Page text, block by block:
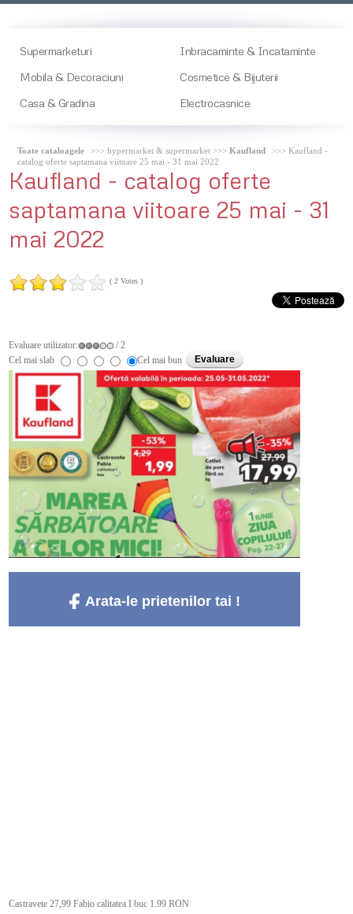
Supermarketuri
Inbracaminte & Incataminte
Mobila & Decoraciuni
Cosmetice & Bijuterii
Casa & Gradina
Electrocasnice
Toate cataloagele >>> hypermarket & supermarket >>>Kaufland
>>> Kaufland -
catalog oferte saptamana viitoare 25 mai - 31 mai 2022
Kaufland - catalog oferte
saptamana viitoare 25 mai - 31
mai 2022
( 2 Votes )
Evaluare utilizator:
/ 2
Cel mai slab
Cel mai bun
Arata-le prietenilor tai !
Castravete 27,99 Fabio calitatea I buc 1.99 RON